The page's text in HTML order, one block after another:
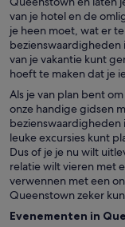
van je hotel en de
je heen moet, wat er
bezienswaardigheden
van je vakantie kunt
hoeft te maken dat je
Als je van plan bent
onze handige gidsen
bezienswaardigheden
leuke excursies kunt
Dus of je je nu wilt
relatie wilt vieren met
verwennen met een
Queenstown zeker
Evenementen in